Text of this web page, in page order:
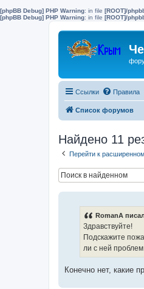
[phpBB Debug] PHP Warning: in file [ROOT]/
[phpBB Debug] PHP Warning: in file [ROOT]/
Ссылки Правила
Список форумов
Найдено 11
Перейти к
RomanA
Здравствуйте!
Подскажите
ли с ней
Конечно нет, какие